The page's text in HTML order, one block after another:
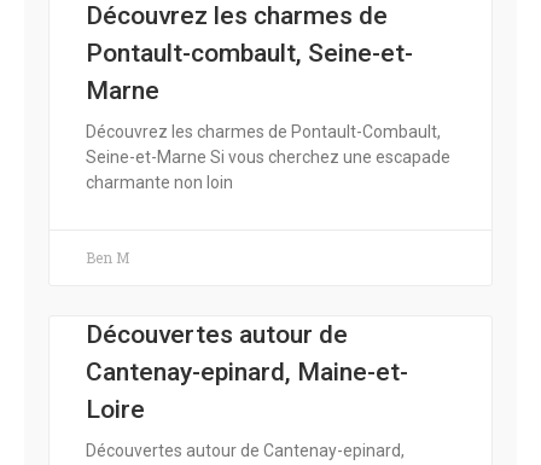
Découvrez les charmes de
Pontault-combault, Seine-et-
Marne
Découvrez les charmes de Pontault-Combault,
Seine-et-Marne Si vous cherchez une escapade
charmante non loin
Ben M
Découvertes autour de
Cantenay-epinard, Maine-et-
Loire
Découvertes autour de Cantenay-epinard,